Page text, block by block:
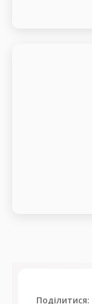
Поділитися: